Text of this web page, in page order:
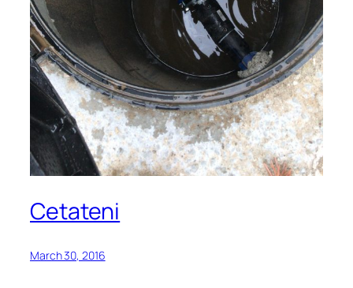
Cetateni
March 30, 2016